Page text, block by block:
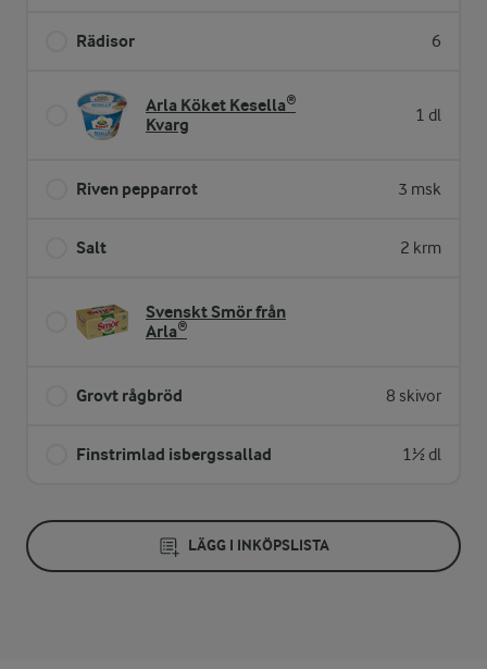
Rädisor 6
Arla Köket Kesella®
Kvarg
1 dl
Riven pepparrot 3 msk
Salt 2 krm
Svenskt Smör från
Arla®
Grovt rågbröd 8 skivor
Finstrimlad isbergssallad 1½ dl
LÄGG I INKÖPSLISTA